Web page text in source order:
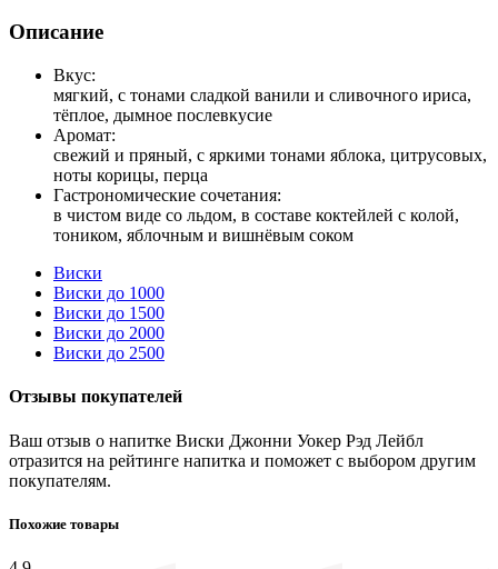
Описание
Вкус:
мягкий, с тонами сладкой ванили и сливочного ириса,
тёплое, дымное послевкусие
Аромат:
свежий и пряный, с яркими тонами яблока, цитрусовых,
ноты корицы, перца
Гастрономические сочетания:
в чистом виде со льдом, в составе коктейлей с колой,
тоником, яблочным и вишнёвым соком
Виски
Виски до 1000
Виски до 1500
Виски до 2000
Виски до 2500
Отзывы покупателей
Ваш отзыв о напитке Виски Джонни Уокер Рэд Лейбл
отразится на рейтинге напитка и поможет с выбором другим
покупателям.
Похожие товары